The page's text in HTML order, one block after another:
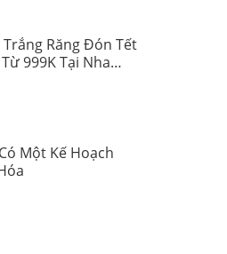
Trắng Răng Đón Tết
999K Tại Nha
Một Kế Hoạch